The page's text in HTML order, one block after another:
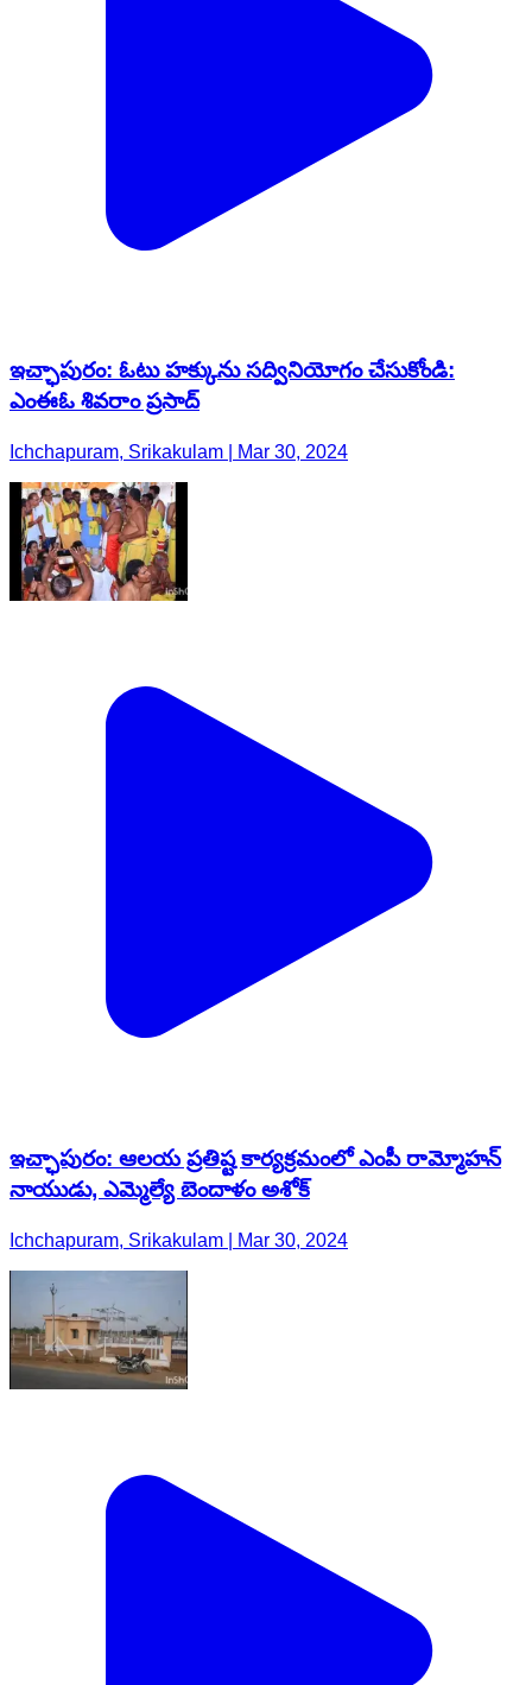
ఇచ్ఛాపురం: ఓటు హక్కును సద్వినియోగం చేసుకోండి:
ఎంఈఓ శివరాం ప్రసాద్
Ichchapuram, Srikakulam | Mar 30, 2024
ఇచ్ఛాపురం: ఆలయ ప్రతిష్ట కార్యక్రమంలో ఎంపీ రామ్మోహన్
నాయుడు, ఎమ్మెల్యే బెందాళం అశోక్
Ichchapuram, Srikakulam | Mar 30, 2024